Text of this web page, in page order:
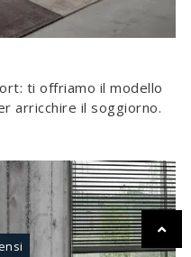
ti offriamo il modello
arricchire il soggiorno.